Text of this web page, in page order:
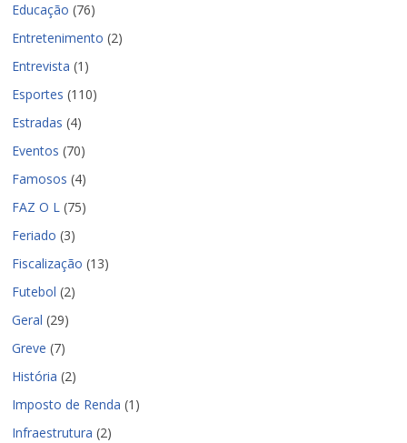
Educação (76)
Entretenimento (2)
Entrevista (1)
Esportes (110)
Estradas (4)
Eventos (70)
Famosos (4)
FAZ O L (75)
Feriado (3)
Fiscalização (13)
Futebol (2)
Geral (29)
Greve (7)
História (2)
Imposto de Renda (1)
Infraestrutura (2)